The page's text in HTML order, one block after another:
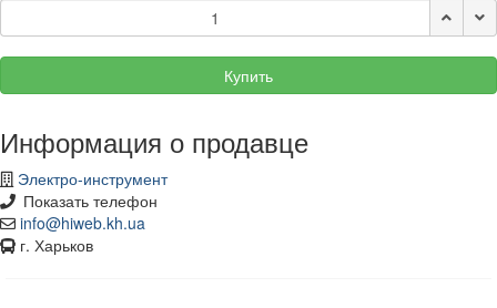
Купить
Информация о продавце
Электро-инструмент
Показать телефон
info@hiweb.kh.ua
г. Харьков